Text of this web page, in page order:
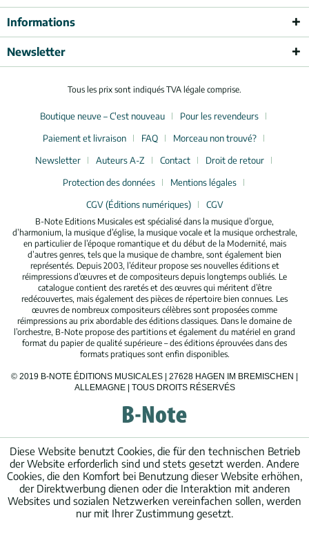
Informations
Newsletter
Tous les prix sont indiqués TVA légale comprise.
Boutique neuve – C'est nouveau
Pour les revendeurs
Paiement et livraison
FAQ
Morceau non trouvé?
Newsletter
Auteurs A-Z Contact
Droit de retour
Protection des données
Mentions légales
CGV (Éditions numériques)
CGV
B-Note Editions Musicales est spécialisé dans la musique d’orgue,
d’harmonium, la musique d’église, la musique vocale et la musique orchestrale,
en particulier de l’époque romantique et du début de la Modernité, mais
d’autres genres, tels que la musique de chambre, sont également bien
représentés. Depuis 2003, l’éditeur propose ses nouvelles éditions et
réimpressions d’œuvres et de compositeurs depuis longtemps oubliés. Le
catalogue contient des raretés et des œuvres qui méritent d’être
redécouvertes, mais également des pièces de répertoire bien connues. Les
œuvres de nombreux compositeurs célèbres sont proposées comme
réimpressions au prix abordable des éditions classiques. Dans le domaine de
l’orchestre, B-Note propose des partitions et également du matériel en grand
format du papier de qualité supérieure – des éditions éprouvées dans des
formats pratiques sont enfin disponibles.
© 2019 B-NOTE ÉDITIONS MUSICALES | 27628 HAGEN IM BREMISCHEN |
ALLEMAGNE | TOUS DROITS RÉSERVÉS
Diese Website benutzt Cookies, die für den technischen Betrieb
der Website erforderlich sind und stets gesetzt werden. Andere
Cookies, die den Komfort bei Benutzung dieser Website erhöhen,
der Direktwerbung dienen oder die Interaktion mit anderen
Websites und sozialen Netzwerken vereinfachen sollen, werden
nur mit Ihrer Zustimmung gesetzt.